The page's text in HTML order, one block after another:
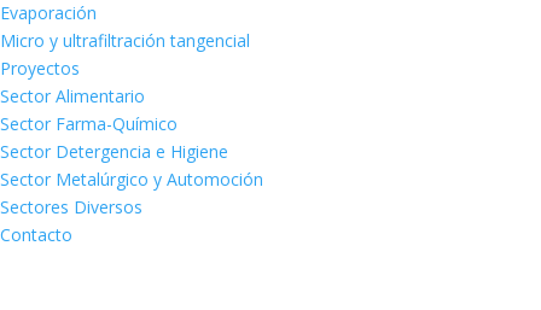
Evaporación
Micro y ultrafiltración tangencial
Proyectos
Sector Alimentario
Sector Farma-Químico
Sector Detergencia e Higiene
Sector Metalúrgico y Automoción
Sectores Diversos
Contacto